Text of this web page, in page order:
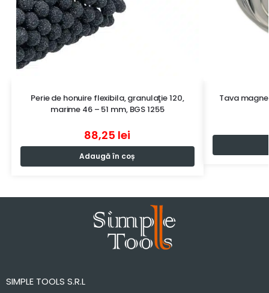
Perie de honuire flexibila, granulaţie 120,
marime 46 – 51 mm, BGS 1255
88,25 lei
Adaugă în coș
Tava
SIMPLE TOOLS S.R.L